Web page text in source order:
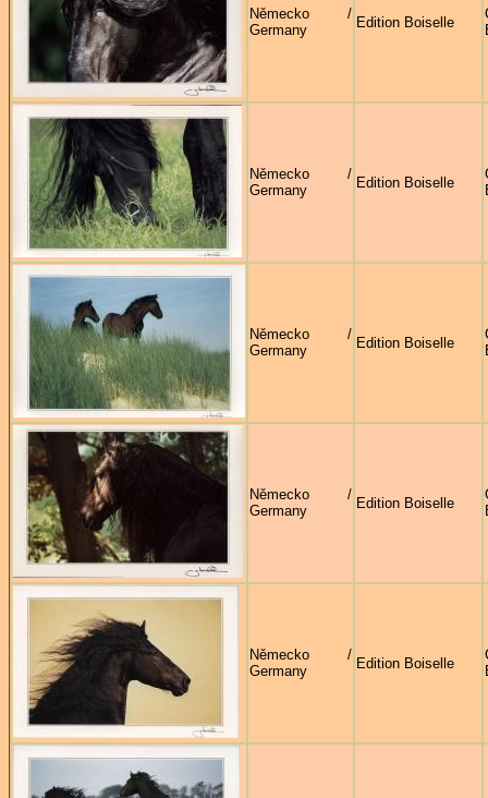
Německo /
Germany
Edition Boiselle
Německo /
Germany
Edition Boiselle
Německo /
Germany
Edition Boiselle
Německo /
Germany
Edition Boiselle
Německo /
Germany
Edition Boiselle